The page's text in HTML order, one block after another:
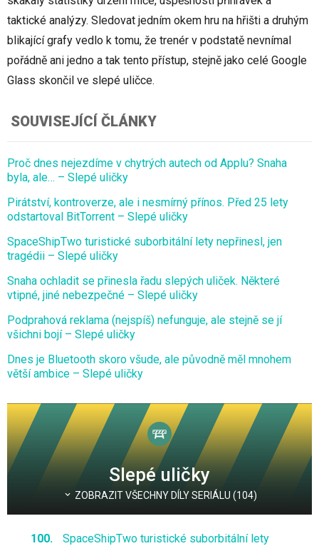
taktické analýzy. Sledovat jedním okem hru na hřišti a druhým
blikající grafy vedlo k tomu, že trenér v podstatě nevnímal
pořádně ani jedno a tak tento přístup, stejně jako celé Google
Glass skončil ve slepé uličce.
Slepé uličky
ZOBRAZIT VŠECHNY DÍLY SERIÁLU (104)
SpaceShipTwo turistické suborbitální lety
SOUVISEJÍCÍ ČLÁNKY
Proč dnes nejezdíme v chytrých autech od Applu? Snaha
byla, ale… – Slepé uličky
Pirátství, kontroverze, ale i nesmírný přínos. Před 25 lety
odstartoval BitTorrent – Slepé uličky
SpaceShipTwo turistické suborbitální lety nepřinesl, jen
tragédii – Slepé uličky
Snaha ochladit se přinesla řadu slepých uliček. Některé
vtipné, jiné nebezpečné – Slepé uličky
Podprahová reklama (nejspíš) nefunguje, ale stejně se jí
všichni bojí – Slepé uličky
Dnes je Bluetooth skoro všude, ale původně měl mnohem
větší ambice – Slepé uličky